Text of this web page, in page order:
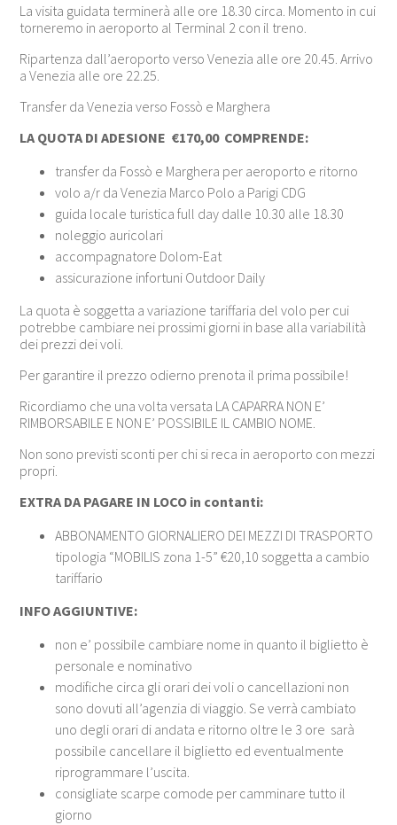
La visita guidata terminerà alle ore 18.30 circa. Momento in cui
torneremo in aeroporto al Terminal 2 con il treno.
Ripartenza dall’aeroporto verso Venezia alle ore 20.45. Arrivo
a Venezia alle ore 22.25.
Transfer da Venezia verso Fossò e Marghera
LA QUOTA DI ADESIONE €170,00 COMPRENDE:
transfer da Fossò e Marghera per aeroporto e ritorno
volo a/r da Venezia Marco Polo a Parigi CDG
guida locale turistica full day dalle 10.30 alle 18.30
noleggio auricolari
accompagnatore Dolom-Eat
assicurazione infortuni Outdoor Daily
La quota è soggetta a variazione tariffaria del volo per cui
potrebbe cambiare nei prossimi giorni in base alla variabilità
dei prezzi dei voli.
Per garantire il prezzo odierno prenota il prima possibile!
Ricordiamo che una volta versata LA CAPARRA NON E’
RIMBORSABILE E NON E’ POSSIBILE IL CAMBIO NOME.
Non sono previsti sconti per chi si reca in aeroporto con mezzi
propri.
EXTRA DA PAGARE IN LOCO in contanti:
ABBONAMENTO GIORNALIERO DEI MEZZI DI TRASPORTO
tipologia “MOBILIS zona 1-5” €20,10 soggetta a cambio
tariffario
INFO AGGIUNTIVE:
non e’ possibile cambiare nome in quanto il biglietto è
personale e nominativo
modifiche circa gli orari dei voli o cancellazioni non
sono dovuti all’agenzia di viaggio. Se verrà cambiato
uno degli orari di andata e ritorno oltre le 3 ore sarà
possibile cancellare il biglietto ed eventualmente
riprogrammare l’uscita.
consigliate scarpe comode per camminare tutto il
giorno